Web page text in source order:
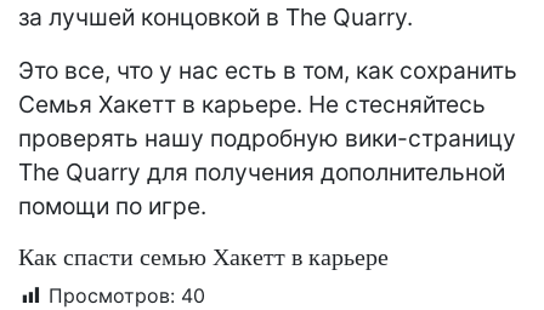
за лучшей концовкой в ​​The Quarry.
Это все, что у нас есть в том, как сохранить
Семья Хакетт в карьере. Не стесняйтесь
проверять нашу подробную вики-страницу
The Quarry для получения дополнительной
помощи по игре.
Как спасти семью Хакетт в карьере
Просмотров: 40